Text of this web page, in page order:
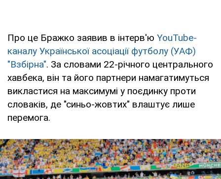
Про це Бражко заявив в інтерв'ю YouTube-
каналу Української асоціації футболу (УАФ)
"Взбірна". За словами 22-річного центрального
хавбека, він та його партнери намагатимуться
викластися на максимумі у поєдинку проти
словаків, де "синьо-жовтих" влаштує лише
перемога.